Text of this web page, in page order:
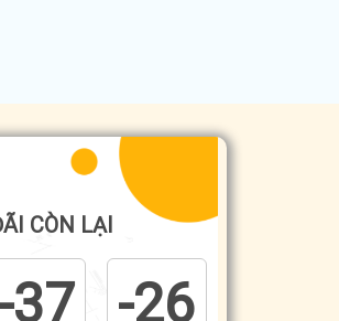
CÒN LẠI
-37 -26